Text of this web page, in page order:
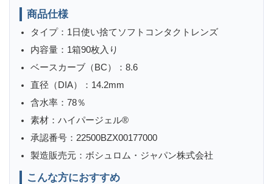
商品仕様
タイプ：1日使い捨てソフトコンタクトレンズ
内容量：1箱90枚入り
ベースカーブ（BC）：8.6
直径（DIA）：14.2mm
含水率：78％
素材：ハイパージェル®
承認番号：22500BZX00177000
製造販売元：ボシュロム・ジャパン株式会社
こんな方におすすめ